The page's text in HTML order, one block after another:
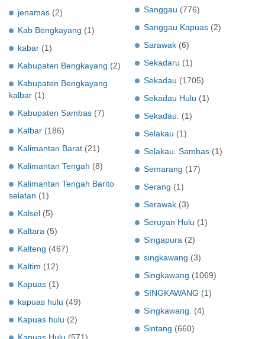
jenamas (2)
Kab Bengkayang (1)
kabar (1)
Kabupaten Bengkayang (2)
Kabupaten Bengkayang
kalbar (1)
Kabupaten Sambas (7)
Kalbar (186)
Kalimantan Barat (21)
Kalimantan Tengah (8)
Kalimantan Tengah Barito
selatan (1)
Kalsel (5)
Kaltara (5)
Kalteng (467)
Kaltim (12)
Kapuas (1)
kapuas hulu (49)
Kapuas hulu (2)
Sanggau (776)
Sanggau Kapuas (2)
Sarawak (6)
Sekadaru (1)
Sekadau (1705)
Sekadau Hulu (1)
Sekadau.
(1)
Selakau (1)
Selakau. Sambas (1)
Semarang (17)
Serang (1)
Serawak (3)
Seruyan Hulu (1)
Singapura (2)
singkawang (3)
Singkawang (1069)
SINGKAWANG (1)
Singkawang.
(4)
Sintang (660)